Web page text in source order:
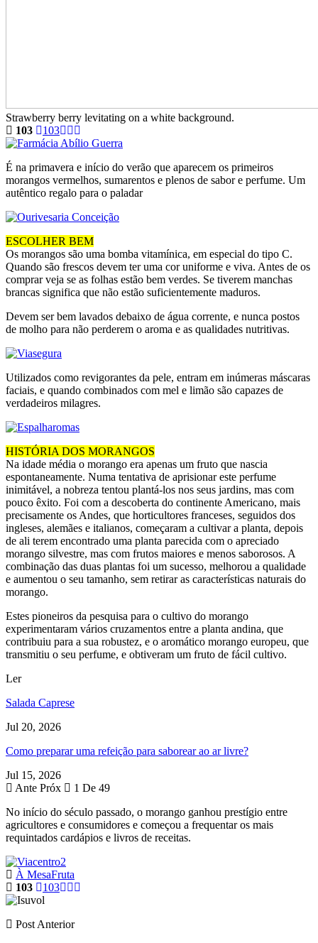
Strawberry berry levitating on a white background.
103
103
É na primavera e início do verão que aparecem os primeiros
morangos vermelhos, sumarentos e plenos de sabor e perfume. Um
autêntico regalo para o paladar
ESCOLHER BEM
Os morangos são uma bomba vitamínica, em especial do tipo C.
Quando são frescos devem ter uma cor uniforme e viva. Antes de os
comprar veja se as folhas estão bem verdes. Se tiverem manchas
brancas significa que não estão suficientemente maduros.
Devem ser bem lavados debaixo de água corrente, e nunca postos
de molho para não perderem o aroma e as qualidades nutritivas.
Utilizados como revigorantes da pele, entram em inúmeras máscaras
faciais, e quando combinados com mel e limão são capazes de
verdadeiros milagres.
HISTÓRIA DOS MORANGOS
Na idade média o morango era apenas um fruto que nascia
espontaneamente. Numa tentativa de aprisionar este perfume
inimitável, a nobreza tentou plantá-los nos seus jardins, mas com
pouco êxito. Foi com a descoberta do continente Americano, mais
precisamente os Andes, que horticultores franceses, seguidos dos
ingleses, alemães e italianos, começaram a cultivar a planta, depois
de ali terem encontrado uma planta parecida com o apreciado
morango silvestre, mas com frutos maiores e menos saborosos. A
combinação das duas plantas foi um sucesso, melhorou a qualidade
e aumentou o seu tamanho, sem retirar as características naturais do
morango.
Estes pioneiros da pesquisa para o cultivo do morango
experimentaram vários cruzamentos entre a planta andina, que
contribuiu para a sua robustez, e o aromático morango europeu, que
transmitiu o seu perfume, e obtiveram um fruto de fácil cultivo.
Ler
Salada Caprese
Jul 20, 2026
Como preparar uma refeição para saborear ao ar livre?
Jul 15, 2026
Ante Próx
1 De 49
No início do século passado, o morango ganhou prestígio entre
agricultores e consumidores e começou a frequentar os mais
requintados cardápios e livros de receitas.
À MesaFruta
103
103
Post Anterior